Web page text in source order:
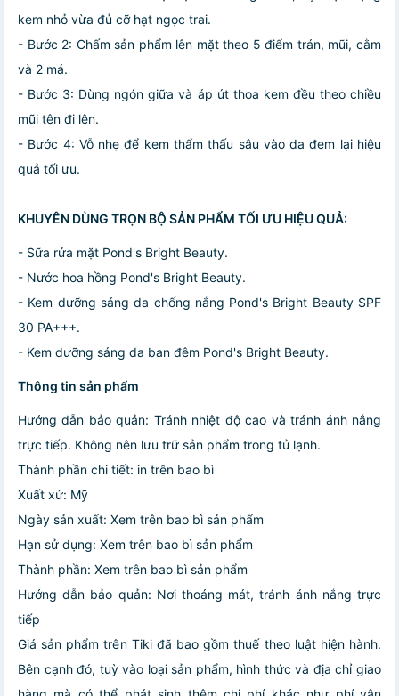
kem nhỏ vừa đủ cỡ hạt ngọc trai.
- Bước 2: Chấm sản phẩm lên mặt theo 5 điểm trán, mũi, cằm
và 2 má.
- Bước 3: Dùng ngón giữa và áp út thoa kem đều theo chiều
mũi tên đi lên.
- Bước 4: Vỗ nhẹ để kem thẩm thấu sâu vào da đem lại hiệu
quả tối ưu.
KHUYÊN DÙNG TRỌN BỘ SẢN PHẨM TỐI ƯU HIỆU QUẢ:
- Sữa rửa mặt Pond's Bright Beauty.
- Nước hoa hồng Pond's Bright Beauty.
- Kem dưỡng sáng da chống nắng Pond's Bright Beauty SPF
30 PA+++.
- Kem dưỡng sáng da ban đêm Pond's Bright Beauty.
Thông tin sản phẩm
Hướng dẫn bảo quản: Tránh nhiệt độ cao và tránh ánh nắng
trực tiếp. Không nên lưu trữ sản phẩm trong tủ lạnh.
Thành phần chi tiết: in trên bao bì
Xuất xứ: Mỹ
Ngày sản xuất: Xem trên bao bì sản phẩm
Hạn sử dụng: Xem trên bao bì sản phẩm
Thành phần: Xem trên bao bì sản phẩm
Hướng dẫn bảo quản: Nơi thoáng mát, tránh ánh nắng trực
tiếp
Giá sản phẩm trên Tiki đã bao gồm thuế theo luật hiện hành.
Bên cạnh đó, tuỳ vào loại sản phẩm, hình thức và địa chỉ giao